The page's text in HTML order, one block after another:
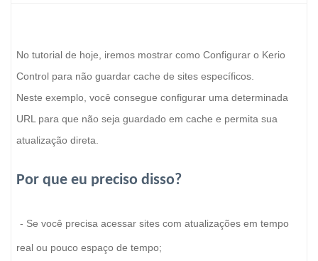
No tutorial de hoje, iremos mostrar como Configurar o Kerio
Control para não guardar cache de sites específicos.
Neste exemplo, você consegue configurar uma determinada
URL para que não seja guardado em cache e permita sua
atualização direta.
Por que eu preciso disso?
- Se você precisa acessar sites com atualizações em tempo
real ou pouco espaço de tempo;